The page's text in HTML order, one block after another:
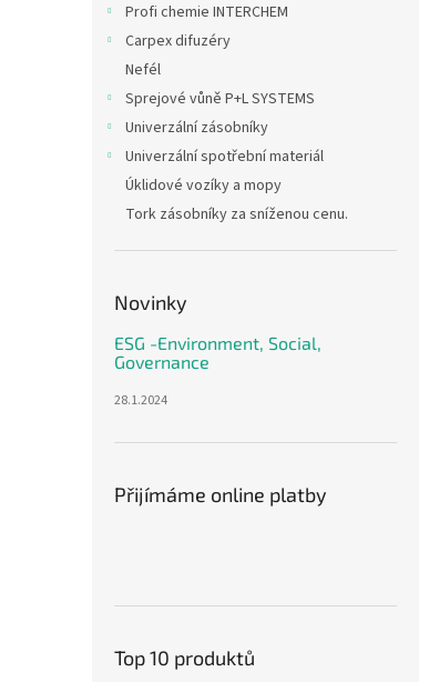
Profi chemie INTERCHEM
Carpex difuzéry
Nefél
Sprejové vůně P+L SYSTEMS
Univerzální zásobníky
Univerzální spotřební materiál
Úklidové vozíky a mopy
Tork zásobníky za sníženou cenu.
Novinky
ESG -Environment, Social,
Governance
28.1.2024
Přijímáme online platby
Top 10 produktů